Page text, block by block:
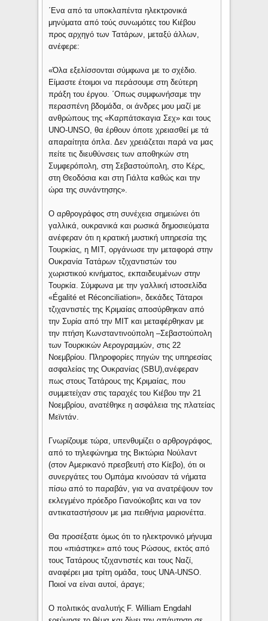
΄Ενα από τα υποκλαπέντα ηλεκτρονικά
μηνύματα από τούς συνωμότες του Κιέβου
προς αρχηγό των Τατάρων, μεταξύ άλλων,
ανέφερε:
«Όλα εξελίσσονται σύμφωνα με το σχέδιο.
Είμαστε έτοιμοι να περάσουμε στη δεύτερη
πράξη του έργου. ΄Οπως συμφωνήσαμε την
περασπένη βδομάδα, οι άνδρες μου μαζί με
ανθρώπους της «Καρπάτσκαγια Σεχ» και τους
UNO-UNSO, θα έρθουν όποτε χρειασθεί με τά
απαραίτητα όπλα. Δεν χρειάζεται παρά να μας
πείτε τις διευθύνσεις των αποθηκών στη
Συμφερόπολη, στη Σεβαστούπολη, στο Κέρς,
στη Θεοδόσια και στη Γιάλτα καθώς και την
ώρα της συνάντησης».
Ο αρθρογράφος στη συνέχεια σημειώνει ότι
γαλλικά, ουκρανικά και ρωσικά δημοσιεύματα
ανέφεραν ότι η κρατική μυστική υπηρεσία της
Τουρκίας, η ΜΙΤ, οργάνωσε την μεταφορά στην
Ουκρανία Τατάρων τζιχαντιστών του
χωριστικού κινήματος, εκπαιδευμένων στην
Τουρκία. Σύμφωνα με την γαλλική ιστοσελίδα
«Égalité et Réconciliation», δεκάδες Τάταροι
τζιχαντιστές της Κριμαίας αποσύρθηκαν από
την Συρία από την ΜΙΤ και μεταφέρθηκαν με
την πτήση Κωνσταντινούπολη –Σεβαστούπολη
των Τουρκικών Αερογραμμών, στις 22
Νοεμβρίου. Πληροφορίες πηγών της υπηρεσίας
ασφαλείας της Ουκρανίας (SBU),ανέφεραν
πως στους Τατάρους της Κριμαίας, που
συμμετείχαν στις ταραχές του Κιέβου την 21
Νοεμβρίου, ανατέθηκε η ασφάλεια της πλατείας
Μεϊντάν.
Γνωρίζουμε τώρα, υπενθυμίζει ο αρθρογράφος,
από το τηλεφώνημα της Βικτώρια Νούλαντ
(στον Αμερικανό πρεσβευτή στο Κίεβο), ότι οι
συνεργάτες του Ομπάμα κινούσαν τά νήματα
πίσω από το παραβάν, για να ανατρέψουν τον
εκλεγμένο πρόεδρο Γιανούκοβιτς και να τον
αντικαταστήσουν με μια πειθήνια μαριονέττα.
Θα προσέξατε όμως ότι το ηλεκτρονικό μήνυμα
που «πιάστηκε» από τους Ρώσους, εκτός από
τους Τατάρους τζιχαντιστές και τους Ναζί,
αναφέρει μια τρίτη ομάδα, τους UNA-UNSO.
Ποιοί να είναι αυτοί, άραγε;
Ο πολιτικός αναλυτής F. William Engdahl